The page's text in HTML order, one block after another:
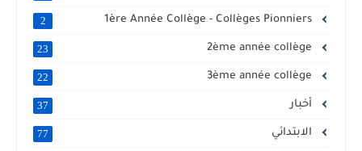
1ère Année Collège - Collèges Pionniers
2
23
22
أخبار 37
الابتدائي 77